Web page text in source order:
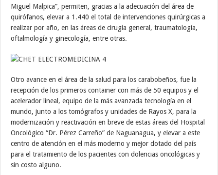
Miguel Malpica”, permiten, gracias a la adecuación del área de
quirófanos, elevar a 1.440 el total de intervenciones quirúrgicas a
realizar por año, en las áreas de cirugía general, traumatología,
oftalmología y ginecología, entre otras.
Otro avance en el área de la salud para los carabobeños, fue la
recepción de los primeros container con más de 50 equipos y el
acelerador lineal, equipo de la más avanzada tecnología en el
mundo, junto a los tomógrafos y unidades de Rayos X, para la
modernización y reactivación en breve de estas áreas del Hospital
Oncológico “Dr. Pérez Carreño” de Naguanagua, y elevar a este
centro de atención en el más moderno y mejor dotado del país
para el tratamiento de los pacientes con dolencias oncológicas y
sin costo alguno.